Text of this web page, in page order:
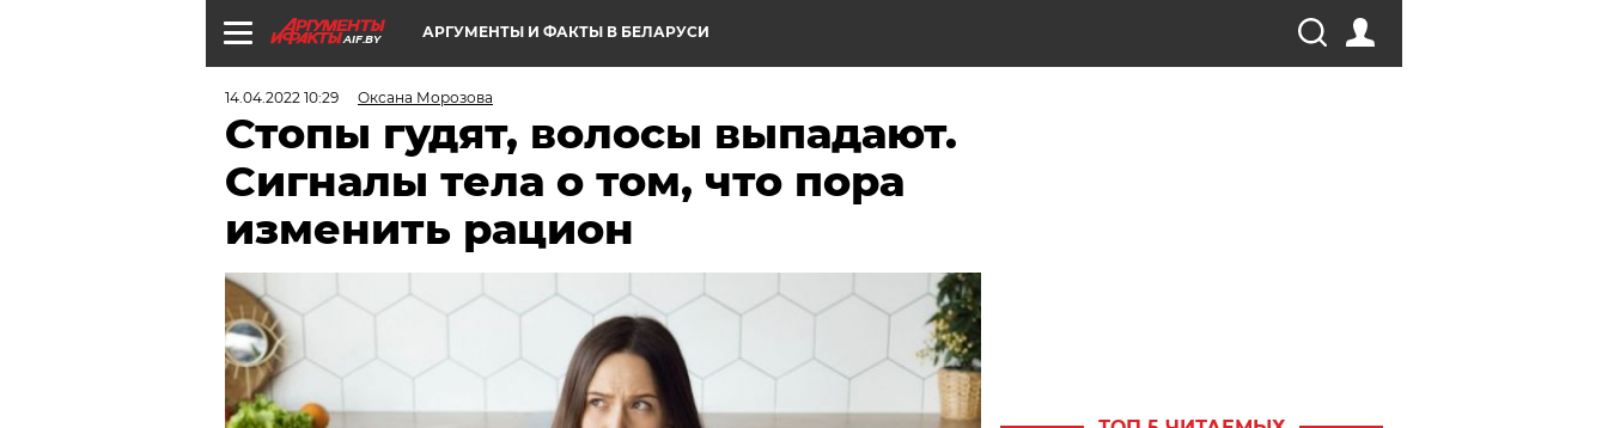
AIF.BY АРГУМЕНТЫ И ФАКТЫ В БЕЛАРУСИ
14.04.2022 10:29 Оксана Морозова
Стопы гудят, волосы выпадают.
Сигналы тела о том, что пора
изменить рацион